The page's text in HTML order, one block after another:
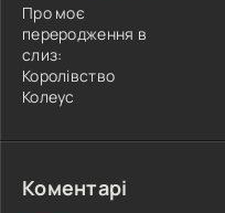
Про моє
переродження в
слиз:
Королівство
Колеус
Коментарі